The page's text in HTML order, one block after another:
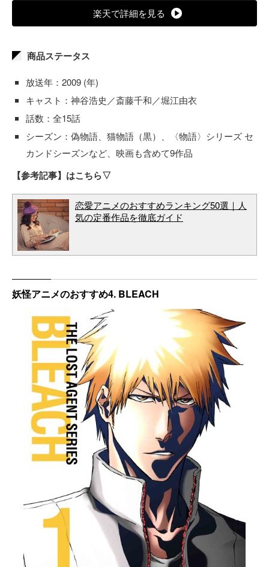
楽天で詳細を見る
商品ステータス
放送年：2009 (年)
キャスト：神谷浩史／斎藤千和／堀江由衣
話数：全15話
シーズン：偽物語、猫物語（黒）、〈物語〉シリーズ セ
カンドシーズンなど、映画も含めて9作品
【参考記事】はこちら▽
恋愛アニメのおすすめランキング50選｜人
気の定番作品を徹底ガイド
妖怪アニメのおすすめ4. BLEACH